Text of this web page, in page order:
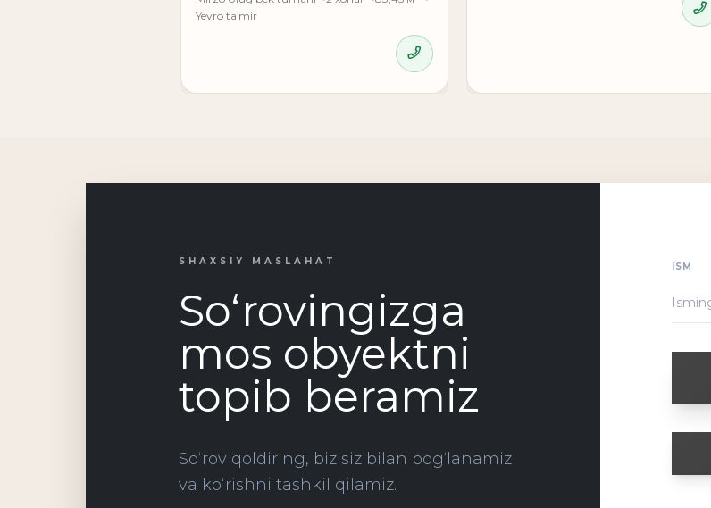
Yevro taʼmir
SHAXSIY MASLAHAT
So‘rovingizga
mos obyektni
topib beramiz
So‘rov qoldiring, biz siz bilan bog‘lanamiz
va ko‘rishni tashkil qilamiz.
ISM